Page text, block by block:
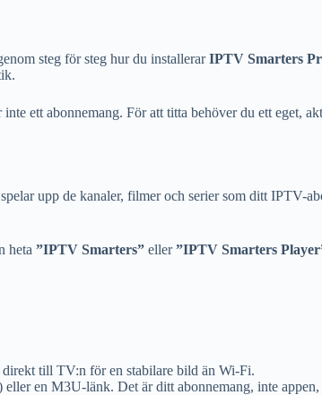
steg för steg hur du installerarIPTV Smarters
ett abonnemang. För att titta behöver du ett eget,
upp de kanaler, filmer och serier som ditt IPTV-
heta ”IPTV Smarters” eller”IPTV Smarters
till TV:n för en stabilare bild än Wi-Fi.
en M3U-länk. Det är ditt abonnemang, inte